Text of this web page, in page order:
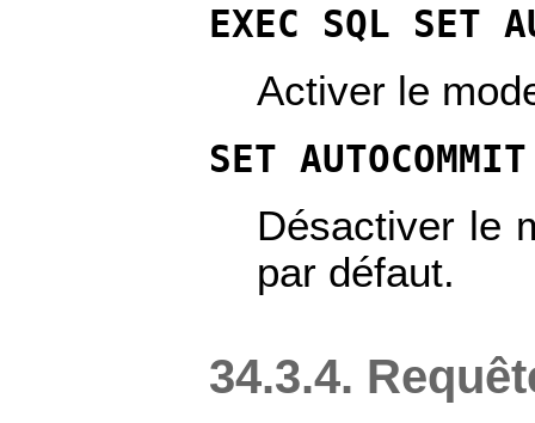
EXEC SQL SET
Activer le
SET
Désactiver le
par défaut.
34.3.4.